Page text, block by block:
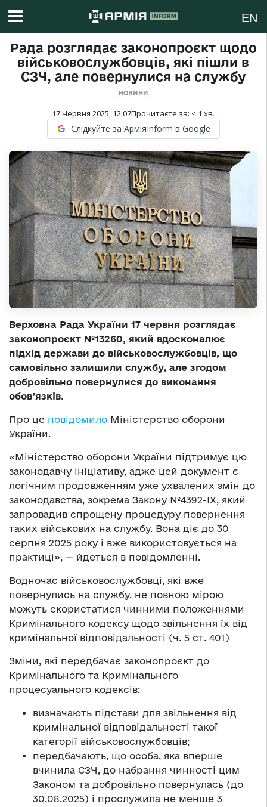
EN
Рада розглядає законопроєкт щодо
військовослужбовців, які пішли в
СЗЧ, але повернулися на службу
НОВИНИ
17 Червня 2025, 12:07Прочитаєте за: < 1 хв.
Слідкуйте за АрміяInform в Google
Верховна Рада України 17 червня розглядає
законопроєкт №13260, який вдосконалює
підхід держави до військовослужбовців, що
самовільно залишили службу, але згодом
добровільно повернулися до виконання
обов’язків.
Про це повідомило Міністерство оборони
України.
«Міністерство оборони України підтримує цю
законодавчу ініціативу, адже цей документ є
логічним продовженням уже ухвалених змін до
законодавства, зокрема Закону №4392-ІХ, який
запровадив спрощену процедуру повернення
таких військових на службу. Вона діє до 30
серпня 2025 року і вже використовується на
практиці», — йдеться в повідомленні.
Водночас військовослужбовці, які вже
повернулись на службу, не повною мірою
можуть скористатися чинними положеннями
Кримінального кодексу щодо звільнення їх від
кримінальної відповідальності (ч. 5 ст. 401)
Зміни, які передбачає законопроєкт до
Кримінального та Кримінального
процесуального кодексів:
визначають підстави для звільнення від
кримінальної відповідальності такої
категорії військовослужбовців;
передбачають, що особа, яка вперше
вчинила СЗЧ, до набрання чинності цим
Законом та добровільно повернулась (до
30.08.2025) і прослужила не менше 3